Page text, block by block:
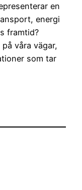
en
energi
framtid?
våra vägar,
som tar